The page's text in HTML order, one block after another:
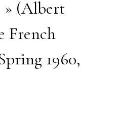
» (Albert
French
1960,